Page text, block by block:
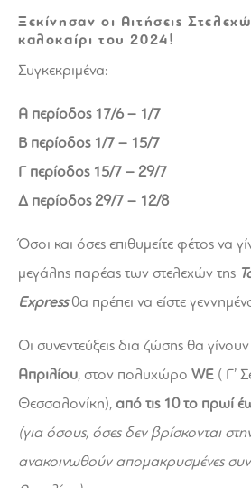
Ξεκίνησαν οι Αιτήσεις
καλοκαίρι του 2024!
Συγκεκριμένα:
Α περίοδος 17/6 – 1/7
Β περίοδος 1/7 – 15/7
Γ περίοδος 15/7 – 29/7
Δ περίοδος 29/7 – 12/8
Όσοι και όσες επιθυμείτε φέτος να
μεγάλης παρέας των στελεχών της
Expressθα πρέπει να είστε
Οι συνεντεύξεις δια ζώσης θα
Απριλίου, στον πολυχώρο WE ( Γ’
Θεσσαλονίκη),από τις 10 το πρωί
(για όσους, όσες δεν βρίσκονται
ανακοινωθούν απομακρυσμένες